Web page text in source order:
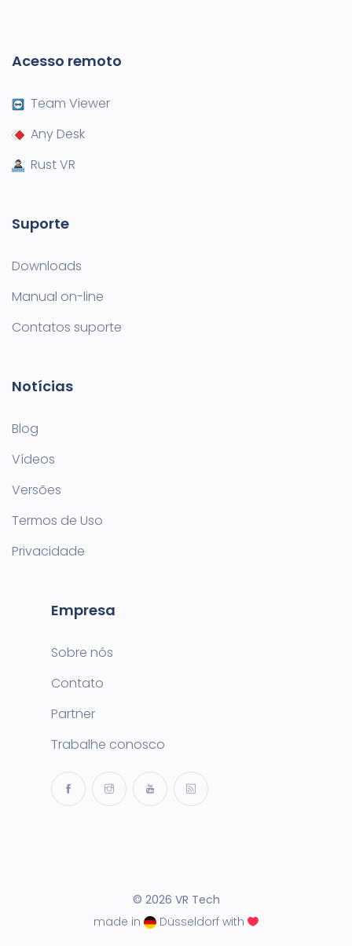
Acesso remoto
Team Viewer
Any Desk
Rust VR
Suporte
Downloads
Manual on-line
Contatos suporte
Notícias
Blog
Vídeos
Versões
Termos de Uso
Privacidade
Empresa
Sobre nós
Contato
Partner
Trabalhe conosco
© 2026 VR Tech
made in
Düsseldorf with